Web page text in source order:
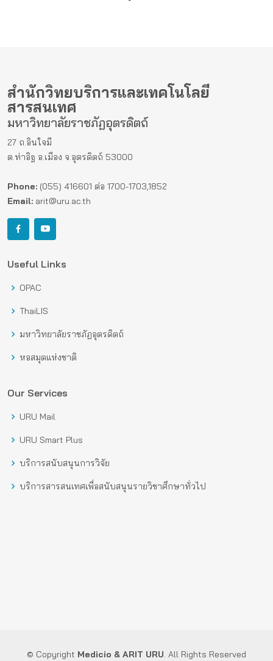
สำนักวิทยบริการและเทคโนโลยี
สารสนเทศ
มหาวิทยาลัยราชภัฏอุตรดิตถ์
27 ถ.อินใจมี
ต.ท่าอิฐ อ.เมือง จ.อุตรดิตถ์ 53000
Phone: (055) 416601 ต่อ 1700-1703,1852
Email: arit@uru.ac.th
Useful Links
OPAC
ThaiLIS
มหาวิทยาลัยราชภัฏอุตรดิตถ์
หอสมุดแห่งชาติ
Our Services
URU Mail
URU Smart Plus
บริการสนับสนุนการวิจัย
บริการสารสนเทศเพื่อสนับสนุนรายวิชาศึกษาทั่วไป
© Copyright Medicio & ARIT URU. All Rights Reserved